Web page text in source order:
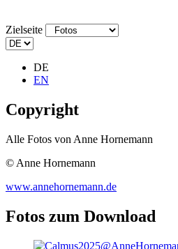
Zielseite
DE
EN
Copyright
Alle Fotos von Anne Hornemann
© Anne Hornemann
www.annehornemann.de
Fotos zum Download